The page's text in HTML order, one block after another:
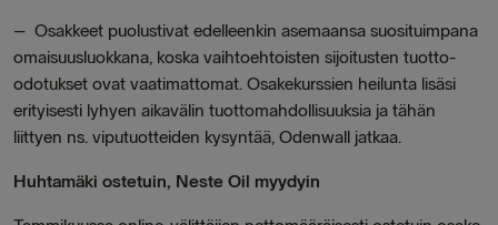
– Osakkeet puolustivat edelleenkin asemaansa suosituimpana
omaisuusluokkana, koska vaihtoehtoisten sijoitusten tuotto-
odotukset ovat vaatimattomat. Osakekurssien heilunta lisäsi
erityisesti lyhyen aikavälin tuottomahdollisuuksia ja tähän
liittyen ns. viputuotteiden kysyntää, Odenwall jatkaa.
Huhtamäki ostetuin, Neste Oil myydyin